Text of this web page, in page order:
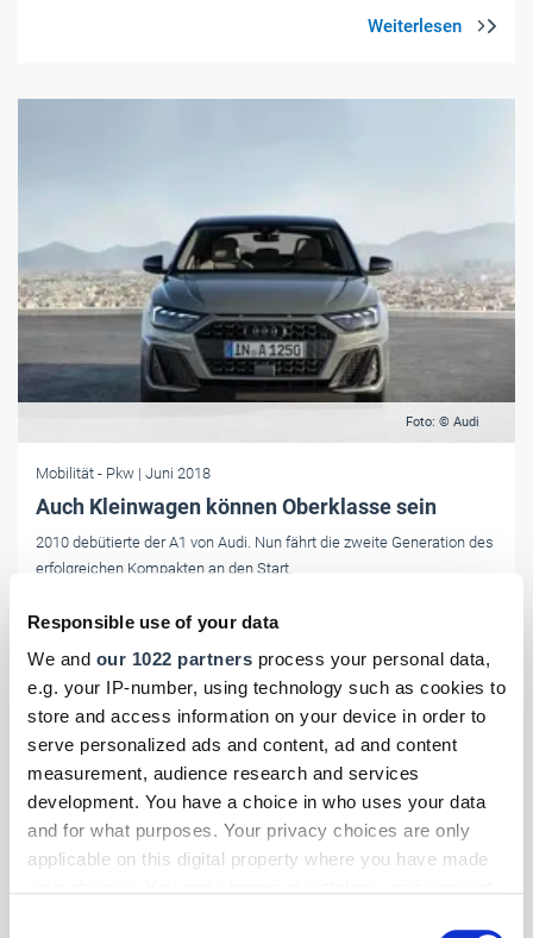
Responsible use of your data
We and our 1022 partners process your personal data,
e.g. your IP-number, using technology such as cookies to
store and access information on your device in order to
serve personalized ads and content, ad and content
measurement, audience research and services
development. You have a choice in who uses your data
and for what purposes. Your privacy choices are only
applicable on this digital property where you have made
Foto: © Audi
Mobilität - Pkw | Juni 2018
Auch Kleinwagen können Oberklasse sein
2010 debütierte der A1 von Audi. Nun fährt die zweite Generation des
erfolgreichen Kompakten an den Start.